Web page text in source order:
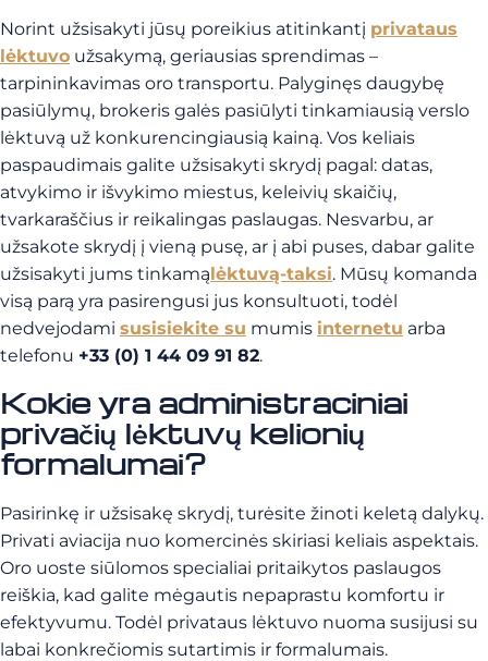
Norint užsisakyti jūsų poreikius atitinkantį privataus
lėktuvo užsakymą, geriausias sprendimas –
tarpininkavimas oro transportu. Palyginęs daugybę
pasiūlymų, brokeris galės pasiūlyti tinkamiausią verslo
lėktuvą už konkurencingiausią kainą. Vos keliais
paspaudimais galite užsisakyti skrydį pagal: datas,
atvykimo ir išvykimo miestus, keleivių skaičių,
tvarkaraščius ir reikalingas paslaugas. Nesvarbu, ar
užsakote skrydį į vieną pusę, ar į abi puses, dabar galite
užsisakyti jums tinkamąlėktuvą-taksi. Mūsų komanda
visą parą yra pasirengusi jus konsultuoti, todėl
nedvejodami susisiekite su mumis internetu arba
telefonu +33 (0) 1 44 09 91 82.
Kokie yra administraciniai
privačių lėktuvų kelionių
formalumai?
Pasirinkę ir užsisakę skrydį, turėsite žinoti keletą dalykų.
Privati aviacija nuo komercinės skiriasi keliais aspektais.
Oro uoste siūlomos specialiai pritaikytos paslaugos
reiškia, kad galite mėgautis nepaprastu komfortu ir
efektyvumu. Todėl privataus lėktuvo nuoma susijusi su
labai konkrečiomis sutartimis ir formalumais.